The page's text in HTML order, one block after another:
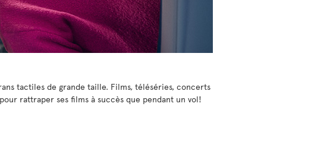
tactiles de grande taille. Films, téléséries, concerts
rattraper ses films à succès que pendant un vol!